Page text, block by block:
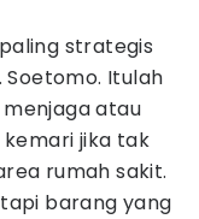
strategis
Soetomo. Itulah
atau
jika tak
rumah sakit.
barang yang